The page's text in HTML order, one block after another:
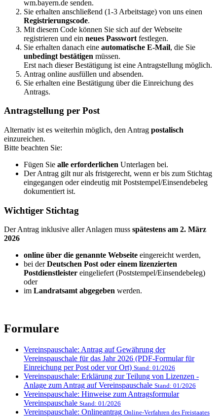
wm.bayern.de senden.
Sie erhalten anschließend (1-3 Arbeitstage) von uns einen
Registrierungscode.
Mit diesem Code können Sie sich auf der Webseite
registrieren und ein neues Passwort festlegen.
Sie erhalten danach eine automatische E-Mail, die Sie
unbedingt bestätigen müssen.
Erst nach dieser Bestätigung ist eine Antragstellung möglich.
Antrag online ausfüllen und absenden.
Sie erhalten eine Bestätigung über die Einreichung des
Antrags.
Antragstellung per Post
Alternativ ist es weiterhin möglich, den Antrag postalisch
einzureichen.
Bitte beachten Sie:
Fügen Sie alle erforderlichen Unterlagen bei.
Der Antrag gilt nur als fristgerecht, wenn er bis zum Stichtag
eingegangen oder eindeutig mit Poststempel/Einsendebeleg
dokumentiert ist.
Wichtiger Stichtag
Der Antrag inklusive aller Anlagen muss spätestens am 2. März
2026
online über die genannte Webseite eingereicht werden,
bei derDeutschen Post oder einem lizenzierten
Postdienstleister eingeliefert (Poststempel/Einsendebeleg)
oder
im Landratsamt abgegeben werden.
Formulare
Vereinspauschale: Antrag auf Gewährung der
Vereinspauschale für das Jahr 2026 (PDF-Formular für
Einreichung per Post oder vor Ort) Stand: 01/2026
Vereinspauschale: Erklärung zur Teilung von Lizenzen -
Anlage zum Antrag auf Vereinspauschale Stand: 01/2026
Vereinspauschale: Hinweise zum Antragsformular
Vereinspauschale Stand: 01/2026
Vereinspauschale: Onlineantrag Online-Verfahren des Freistaates